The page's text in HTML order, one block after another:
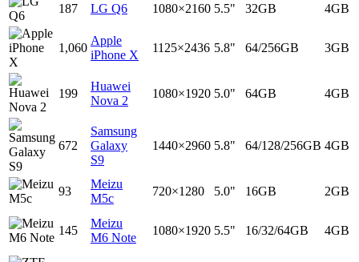
187 LG Q6 1080×2160 5.5" 32GB 4GB
1,060
Apple
iPhone X
1125×2436 5.8" 64/256GB 3GB
199
Huawei
Nova 2
1080×1920 5.0" 64GB 4GB
672
Samsung
Galaxy
S9
1440×2960 5.8" 64/128/256GB 4GB
93
Meizu
M5c
720×1280 5.0" 16GB 2GB
145
Meizu
M6 Note
1080×1920 5.5" 16/32/64GB 4GB